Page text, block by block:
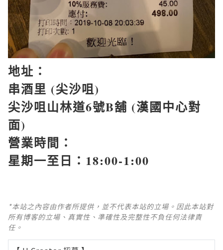
地址：
串酒里 (尖沙咀)
尖沙咀山林道6號B舖 (漢國中心對
面)
營業時間：
星期一至日： 18:00-1:00
*本站之內容由作者所提供，並不代表本站的立場。因此本站對
所有博客的立場、真實性、準確性及完整性不負任何法律責
任。